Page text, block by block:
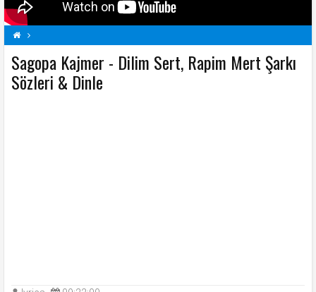
Dilim Sert Rapim Mert Şarkı Sözleri S
Sagopa Kajmer Şarkı Sözleri
Şarkı Sözleri
Sagopa Kajmer - Dilim Sert, Rapim Mert Şarkı
Sözleri & Dinle